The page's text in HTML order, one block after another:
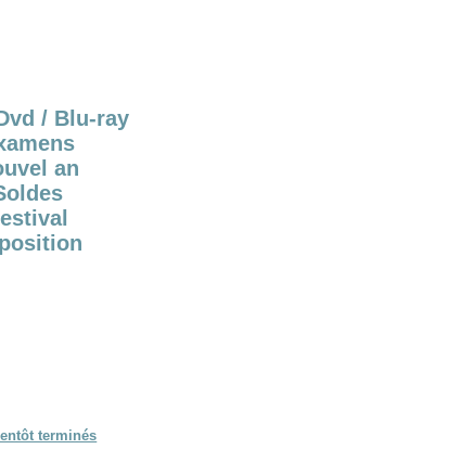
/ Blu-ray
an
terminés